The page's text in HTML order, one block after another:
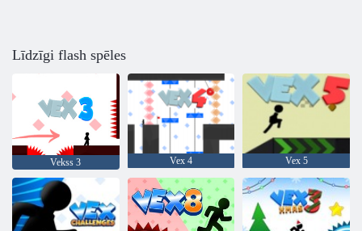
Līdzīgi flash spēles
Vekss 3 Vex 4 Vex 5